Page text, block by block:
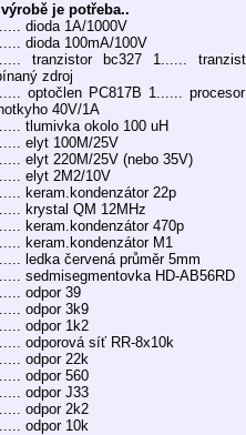
výrobě je potřeba..
dioda 1A/1000V
dioda 100mA/100V
tranzistor bc327 1......
zdroj
optočlen PC817B 1......
40V/1A
tlumivka okolo 100 uH
elyt 100M/25V
elyt 220M/25V (nebo 35V)
elyt 2M2/10V
keram.kondenzátor 22p
krystal QM 12MHz
keram.kondenzátor 470p
keram.kondenzátor M1
ledka červená průměr 5mm
sedmisegmentovka HD-AB56RD
odpor 39
odpor 3k9
odpor 1k2
odporová síť RR-8x10k
odpor 22k
odpor 560
odpor J33
odpor 2k2
odpor 10k